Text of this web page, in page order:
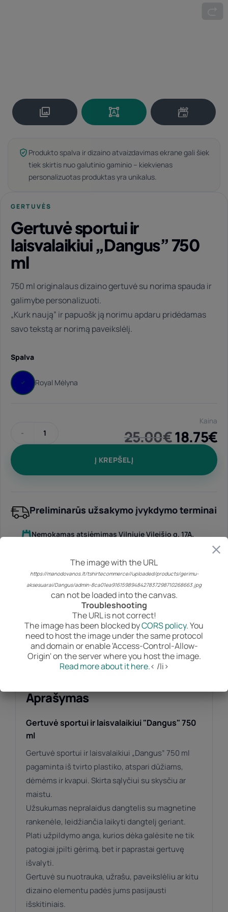
Produkto spalva ir dizaino atvaizdavimas ekrane gali šiek
tiek skirtis nuo galutinio gaminio – kiekvienas
personalizuotas produktas yra unikalus.
GERTUVĖS
Gertuvė sportui ir
laisvalaikiui „Dangus” 750
ml
750 ml originalaus dizaino gertuvė su norima spauda ir
galimybe personalizuoti.
„Kurk naują” ir papuošk ją norimu apdaru pridėdamas
savo tekstą ar norimą paveikslėlį.
Spalva
produkto kiekis: Gertuvė sportui ir laisvalaikiui "Dangus" 750
Kaina
25.00€Original
price
25.00€.
18.75€
Į KREPŠELĮ
Preliminarūs užsakymo įvykdymo terminai
Nemokamas atsiėmimas Vilniuje Vileišio g. 17A.
DPD paštomatas
rugpjūčio 11 d. - rugpjūčio 14 d.
Rodyti daugiau pristatymo būdų
Saugus atsiskaitymas
Mokėjimo būdą pasirinksite užsakymo užbaigimo metu.
Aprašymas
Gertuvė sportui ir laisvalaikiui "Dangus" 750
ml
Gertuvė sportui ir laisvalaikiui „Dangus” 750 ml
pagaminta iš tvirto plastiko, atspari dūžiams,
dėmėms ir kvapui. Skirta sąlyčiui su skysčiu ar
maistu.
Užsukumas nepralaidus dangtelis su magnetine
rankenėle, leidžiančia laikyti dangtelį geriant.
Plati užpildymo anga, kurios dėka galėsite ne tik
patogiai įpilti gėrimą, bet ir paprastai gertuvę
išvalyti.
Gertuvė su nuotrauka, užrašu, paveikslėliu ar kitu
dizaino elementu padės jums pasijausti
išskitiniais.
The image with the URL
https://manodovanos.lt/tshirtecommerce//uploaded/products/gerimu-
aksesuarai/Dangus/admin-8ca01ea9161598948427837298710268663.jpg
can not be loaded into the canvas.
Troubleshooting
The URL is not correct!
The image has been blocked byCORS policy. You
need to host the image under the same protocol
and domain or enable 'Access-Control-Allow-
Origin' on the server where you host the image.
Read more about it here.< /li>